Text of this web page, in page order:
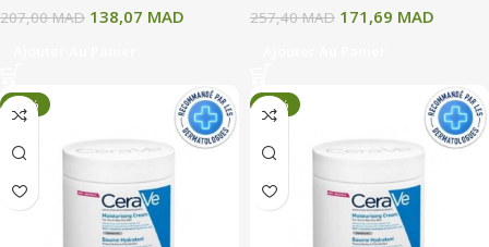
207,00MAD 138,07 MAD 257,40MAD 171,69 MAD
-33% -33%